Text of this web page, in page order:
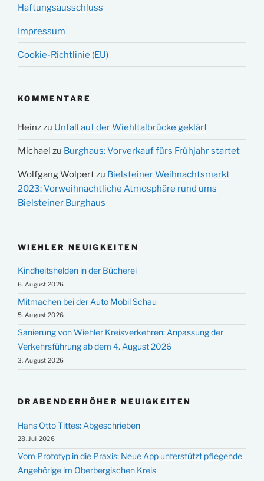
Haftungsausschluss
Impressum
Cookie-Richtlinie (EU)
KOMMENTARE
Heinzzu Unfall auf der Wiehltalbrücke geklärt
Michael zu Burghaus: Vorverkauf fürs Frühjahr startet
Wolfgang Wolpertzu Bielsteiner Weihnachtsmarkt
2023: Vorweihnachtliche Atmosphäre rund ums
Bielsteiner Burghaus
WIEHLER NEUIGKEITEN
Kindheitshelden in der Bücherei
6. August 2026
Mitmachen bei der Auto Mobil Schau
5. August 2026
Sanierung von Wiehler Kreisverkehren: Anpassung der
Verkehrsführung ab dem 4. August 2026
3. August 2026
DRABENDERHÖHER NEUIGKEITEN
Hans Otto Tittes: Abgeschrieben
28. Juli 2026
Vom Prototyp in die Praxis: Neue App unterstützt pflegende
Angehörige im Oberbergischen Kreis